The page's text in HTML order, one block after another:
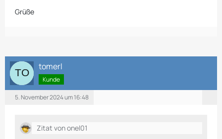
Grüße
tomerl
Kunde
5. November 2024 um 16:48
Zitat von onel01